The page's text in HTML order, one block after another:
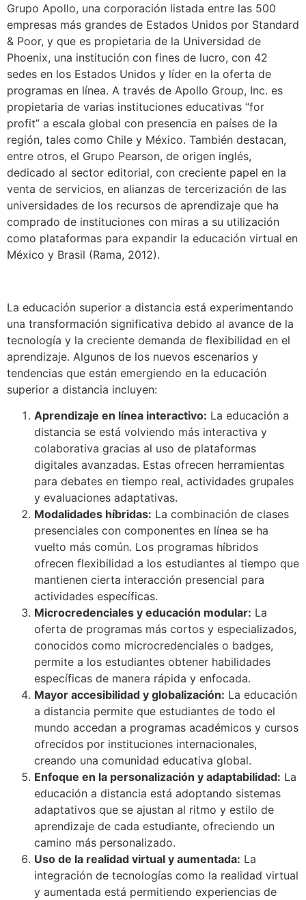
Grupo Apollo, una corporación listada entre las 500
empresas más grandes de Estados Unidos por Standard
& Poor, y que es propietaria de la Universidad de
Phoenix, una institución con fines de lucro, con 42
sedes en los Estados Unidos y líder en la oferta de
programas en línea. A través de Apollo Group, Inc. es
propietaria de varias instituciones educativas “for
profit” a escala global con presencia en países de la
región, tales como Chile y México. También destacan,
entre otros, el Grupo Pearson, de origen inglés,
dedicado al sector editorial, con creciente papel en la
venta de servicios, en alianzas de tercerización de las
universidades de los recursos de aprendizaje que ha
comprado de instituciones con miras a su utilización
como plataformas para expandir la educación virtual en
México y Brasil (Rama, 2012).
La educación superior a distancia está experimentando
una transformación significativa debido al avance de la
tecnología y la creciente demanda de flexibilidad en el
aprendizaje. Algunos de los nuevos escenarios y
tendencias que están emergiendo en la educación
superior a distancia incluyen:
Aprendizaje en línea interactivo: La educación a
distancia se está volviendo más interactiva y
colaborativa gracias al uso de plataformas
digitales avanzadas. Estas ofrecen herramientas
para debates en tiempo real, actividades grupales
y evaluaciones adaptativas.
Modalidades híbridas: La combinación de clases
presenciales con componentes en línea se ha
vuelto más común. Los programas híbridos
ofrecen flexibilidad a los estudiantes al tiempo que
mantienen cierta interacción presencial para
actividades específicas.
Microcredenciales y educación modular: La
oferta de programas más cortos y especializados,
conocidos como microcredenciales o badges,
permite a los estudiantes obtener habilidades
específicas de manera rápida y enfocada.
Mayor accesibilidad y globalización: La educación
a distancia permite que estudiantes de todo el
mundo accedan a programas académicos y cursos
ofrecidos por instituciones internacionales,
creando una comunidad educativa global.
Enfoque en la personalización y adaptabilidad: La
educación a distancia está adoptando sistemas
adaptativos que se ajustan al ritmo y estilo de
aprendizaje de cada estudiante, ofreciendo un
camino más personalizado.
Uso de la realidad virtual y aumentada: La
integración de tecnologías como la realidad virtual
y aumentada está permitiendo experiencias de